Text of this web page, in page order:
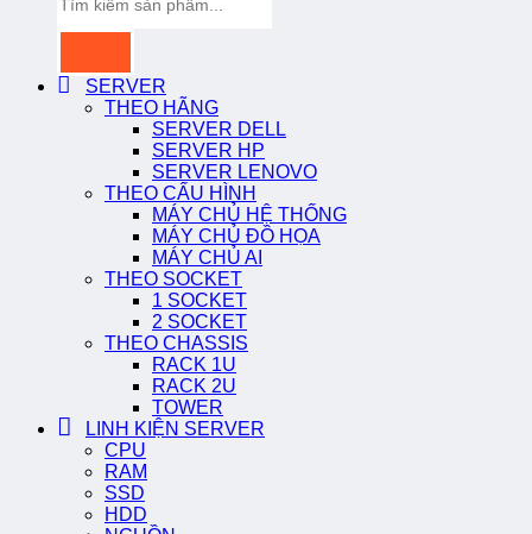
kiếm:
SERVER
THEO HÃNG
SERVER DELL
SERVER HP
SERVER LENOVO
THEO CẤU HÌNH
MÁY CHỦ HỆ THỐNG
MÁY CHỦ ĐỒ HỌA
MÁY CHỦ AI
THEO SOCKET
1 SOCKET
2 SOCKET
THEO CHASSIS
RACK 1U
RACK 2U
TOWER
LINH KIỆN SERVER
CPU
RAM
SSD
HDD